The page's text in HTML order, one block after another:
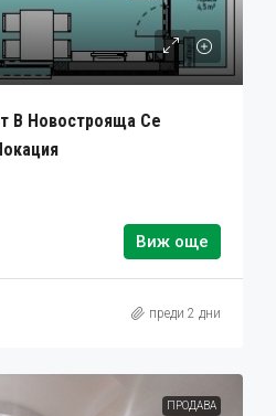
В Новострояща Се
Виж още
преди 2 дни
ПРОДАВА